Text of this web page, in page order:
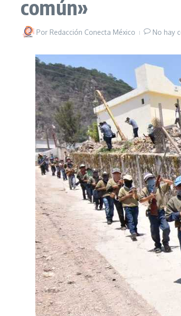
común»
Por Redacción Conecta México No hay